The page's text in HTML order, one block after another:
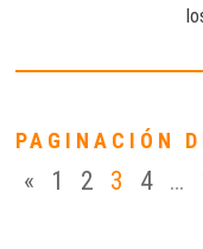
PAGINACIÓN
« 1 2 3 4 …